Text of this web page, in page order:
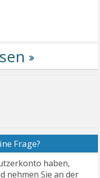
Frage?
haben,
nehmen Sie an der